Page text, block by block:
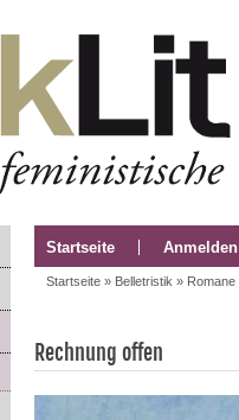
Startseite Anmelden
Startseite » Belletristik »
Rechnung offen